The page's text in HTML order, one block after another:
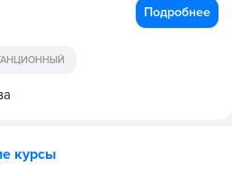
Подробнее
курсы